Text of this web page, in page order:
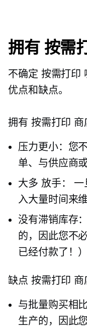
拥有 按需
不确定 按需打印
优点和缺点。
拥有 按需打印 商
压力更小：您
单、与供应商
大多 放手：
一
入大量时间来
没有滞销库存
的，因此您不
已经付款了！
缺点 按需打印 商
与批量购买相
生产的，因此